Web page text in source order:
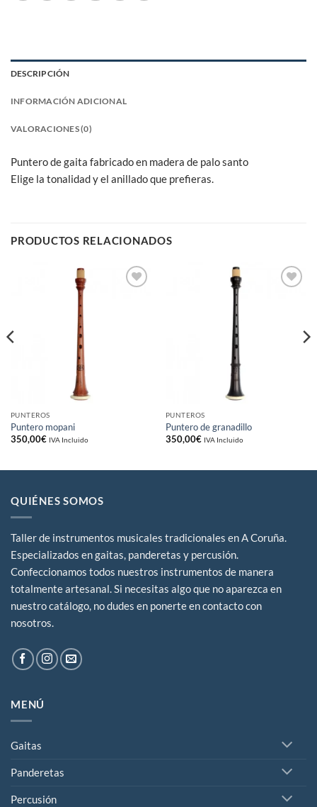
DESCRIPCIÓN
INFORMACIÓN ADICIONAL
VALORACIONES (0)
Puntero de gaita fabricado en madera de palo santo
Elige la tonalidad y el anillado que prefieras.
PRODUCTOS RELACIONADOS
PUNTEROS
Puntero mopani
350,00€ IVA Incluido
PUNTEROS
Puntero de granadillo
350,00€ IVA Incluido
QUIÉNES SOMOS
Taller de instrumentos musicales tradicionales en A Coruña.
Especializados en gaitas, panderetas y percusión.
Confeccionamos todos nuestros instrumentos de manera
totalmente artesanal. Si necesitas algo que no aparezca en
nuestro catálogo, no dudes en ponerte en contacto con
nosotros.
MENÚ
Gaitas
Panderetas
Percusión